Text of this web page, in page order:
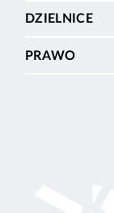
DZIELNICE
PRAWO